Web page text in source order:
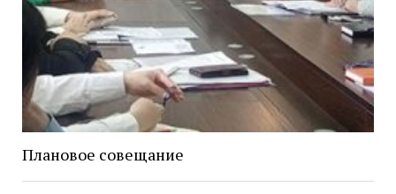
Плановое совещание